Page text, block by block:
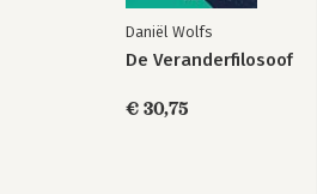
Daniël Wolfs
De Veranderfilosoof
€ 30,75